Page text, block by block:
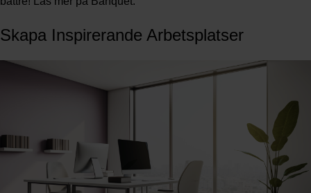
Skapa Inspirerande Arbetsplatser